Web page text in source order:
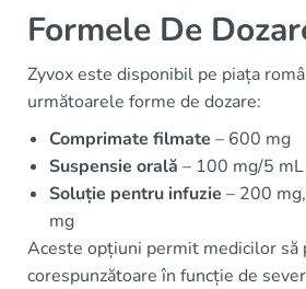
Formele De
Zyvox este disponibil pe piața
următoarele forme de dozare:
Comprimate filmate – 600 mg
Suspensie orală – 100 mg/5 mL
Soluție pentru infuzie – 200
mg
Aceste opțiuni permit medicilor să
corespunzătoare în funcție de